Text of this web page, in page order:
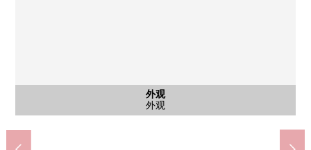
外观
外观
入口
入口
大厅
入口大厅
共有部分
共有部分
入口
入口
入口
入口
入口
入口
入口
防盗门周围的样子
共有部分
共有部分
入口
入口
其他
设备
外观
外观
外观
外观
外观
外观
外观
外观